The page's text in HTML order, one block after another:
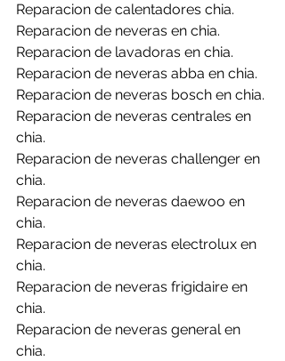
Reparacion de calentadores chia.
Reparacion de neveras en chia.
Reparacion de lavadoras en chia.
Reparacion de neveras abba en chia.
Reparacion de neveras bosch en chia.
Reparacion de neveras centrales en
chia.
Reparacion de neveras challenger en
chia.
Reparacion de neveras daewoo en
chia.
Reparacion de neveras electrolux en
chia.
Reparacion de neveras frigidaire en
chia.
Reparacion de neveras general en
chia.